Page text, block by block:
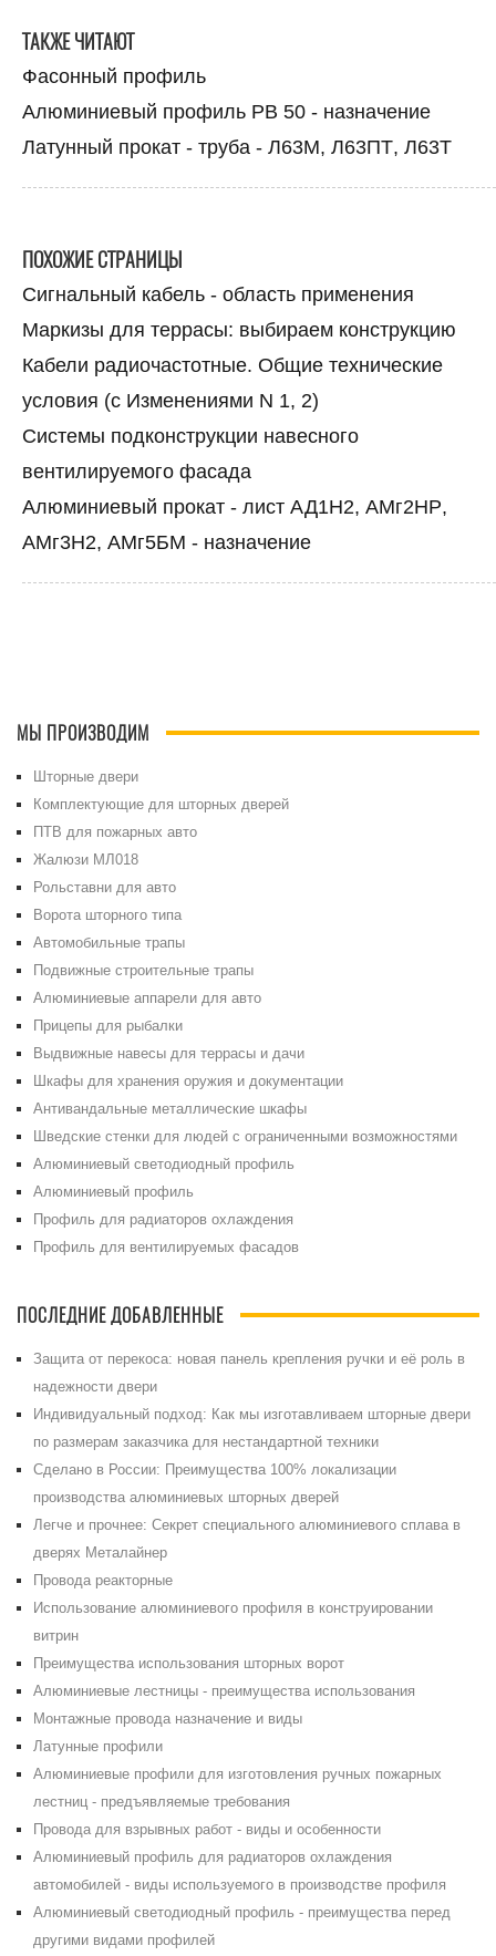
ТАКЖЕ ЧИТАЮТ
Фасонный профиль
Алюминиевый профиль РВ 50 - назначение
Латунный прокат - труба - Л63М, Л63ПТ, Л63Т
ПОХОЖИЕ СТРАНИЦЫ
Сигнальный кабель - область применения
Маркизы для террасы: выбираем конструкцию
Кабели радиочастотные. Общие технические
условия (с Изменениями N 1, 2)
Системы подконструкции навесного
вентилируемого фасада
Алюминиевый прокат - лист АД1Н2, АМг2НР,
АМг3Н2, АМг5БМ - назначение
МЫ ПРОИЗВОДИМ
Шторные двери
Комплектующие для шторных дверей
ПТВ для пожарных авто
Жалюзи МЛ018
Рольставни для авто
Ворота шторного типа
Автомобильные трапы
Подвижные строительные трапы
Алюминиевые аппарели для авто
Прицепы для рыбалки
Выдвижные навесы для террасы и дачи
Шкафы для хранения оружия и документации
Антивандальные металлические шкафы
Шведские стенки для людей с ограниченными возможностями
Алюминиевый светодиодный профиль
Алюминиевый профиль
Профиль для радиаторов охлаждения
Профиль для вентилируемых фасадов
ПОСЛЕДНИЕ ДОБАВЛЕННЫЕ
Защита от перекоса: новая панель крепления ручки и её роль в
надежности двери
Индивидуальный подход: Как мы изготавливаем шторные двери
по размерам заказчика для нестандартной техники
Сделано в России: Преимущества 100% локализации
производства алюминиевых шторных дверей
Легче и прочнее: Секрет специального алюминиевого сплава в
дверях Металайнер
Провода реакторные
Использование алюминиевого профиля в конструировании
витрин
Преимущества использования шторных ворот
Алюминиевые лестницы - преимущества использования
Монтажные провода назначение и виды
Латунные профили
Алюминиевые профили для изготовления ручных пожарных
лестниц - предъявляемые требования
Провода для взрывных работ - виды и особенности
Алюминиевый профиль для радиаторов охлаждения
автомобилей - виды используемого в производстве профиля
Алюминиевый светодиодный профиль - преимущества перед
другими видами профилей